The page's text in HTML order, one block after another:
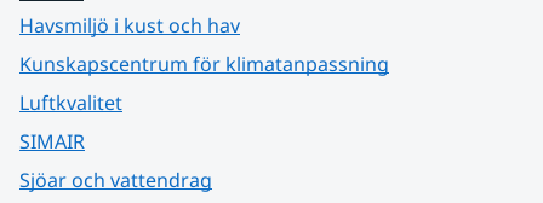
Havsmiljö i kust och hav
Kunskapscentrum för klimatanpassning
Luftkvalitet
SIMAIR
Sjöar och vattendrag